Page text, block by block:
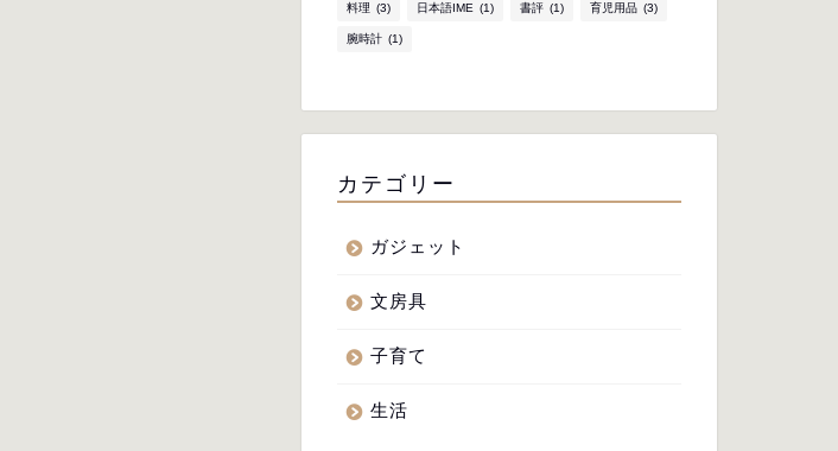
料理 (3) 日本語IME (1) 書評 (1) 育児用品 (3)
腕時計 (1)
カテゴリー
ガジェット
文房具
子育て
生活